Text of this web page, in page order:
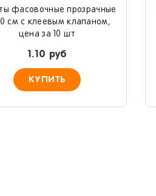
фасовочные прозрачные
см с клеевым клапаном,
цена за 10 шт
1.10 руб
КУПИТЬ